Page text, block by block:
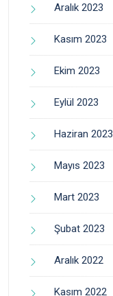
Aralık 2023
Kasım 2023
Ekim 2023
Eylül 2023
Haziran 2023
Mayıs 2023
Mart 2023
Şubat 2023
Aralık 2022
Kasım 2022